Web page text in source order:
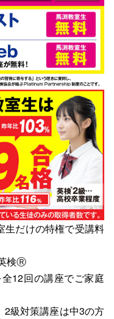
だけの特権で受講料
検Ⓡ
12回の講座でご家庭
2級対策講座は中3の方